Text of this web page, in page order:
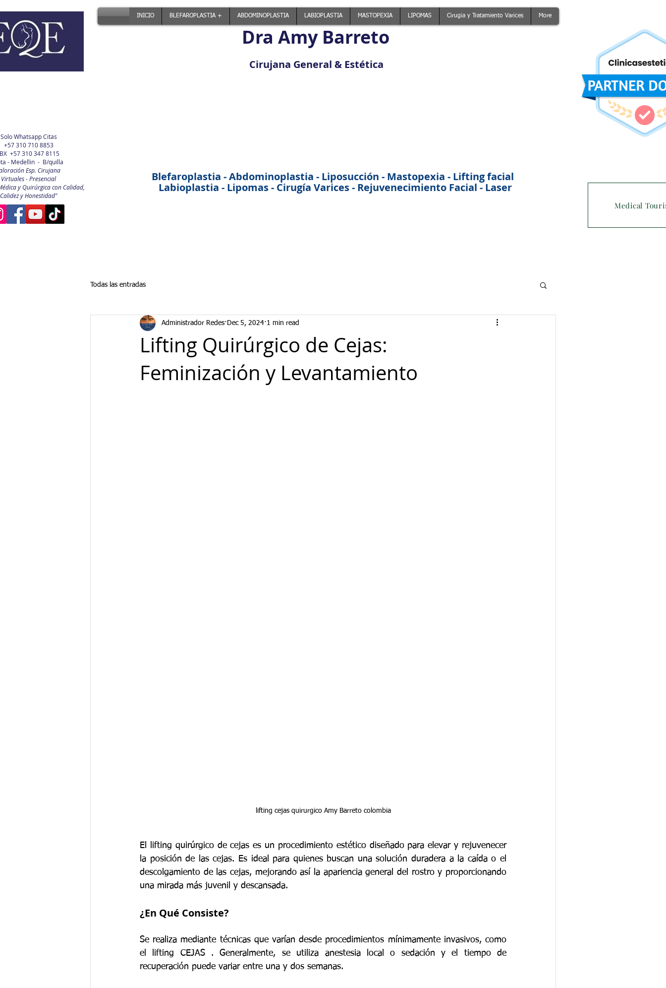
INICIO BLEFAROPLASTIA + ABDOMINOPLASTIA LABIOPLASTIA MASTOPEXIA LIPOMAS Cirugia y Tratamiento Varices More
Dra Amy Barreto
Cirujana General & Estética
Solo Whatsapp Citas
+57 310 710 8853
+57 310 347 8115
- Medellin - B/quilla
Esp. Cirujana
Virtuales - Presencial
y Quirúrgica con Calidad,
Calidez y Honestidad"
Blefaroplastia - Abdominoplastia - Liposucción - Mastopexia - Lifting facial
Labioplastia - Lipomas - Cirugía Varices - Rejuvenecimiento Facial - Laser
Medical
Todas las entradas
Lifting Quirúrgico de Cejas:
Feminización y Levantamiento
Administrador Redes Dec 5, 2024 1 min read
lifting cejas quirurgico Amy Barreto colombia
El lifting quirúrgico de cejas es un procedimiento estético diseñado para elevar y rejuvenecer
la posición de las cejas. Es ideal para quienes buscan una solución duradera a la caída o el
descolgamiento de las cejas, mejorando así la apariencia general del rostro y proporcionando
una mirada más juvenil y descansada.
¿En Qué Consiste?
Se realiza mediante técnicas que varían desde procedimientos mínimamente invasivos, como
el lifting CEJAS . Generalmente, se utiliza anestesia local o sedación y el tiempo de
recuperación puede variar entre una y dos semanas.